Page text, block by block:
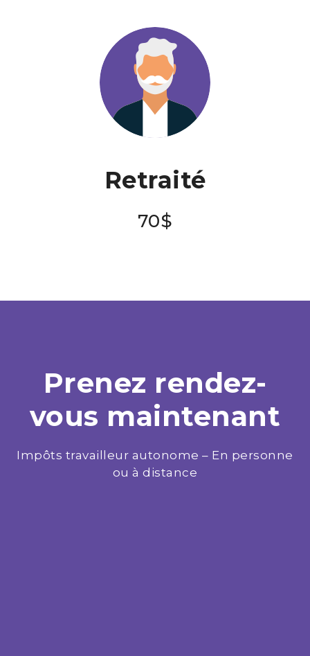
Retraité
70$
Prenez rendez-
vous maintenant
Impôts travailleur autonome – En personne
ou à distance